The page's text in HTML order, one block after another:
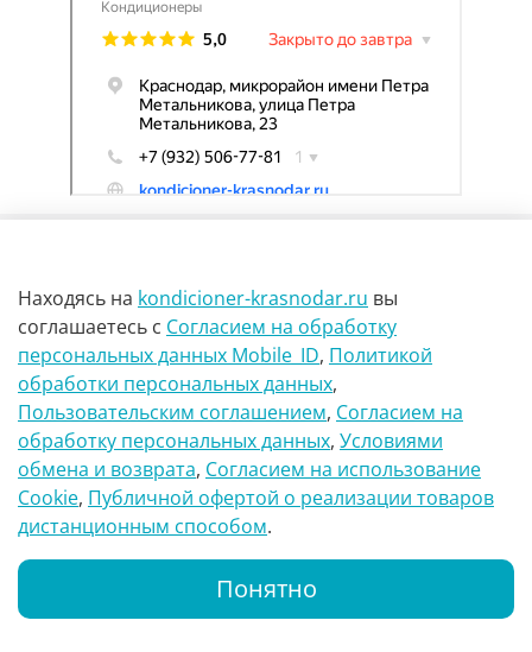
г Краснодар Ул Петра метальникова 23
8(900)29-888-66
info@kondicioner-krasnodar.ru
Находясь на kondicioner-krasnodar.ru вы
соглашаетесь с Согласием на обработку
персональных данных Mobile_ID, Политикой
обработки персональных данных,
Пользовательским соглашением, Согласием на
обработку персональных данных, Условиями
обмена и возврата, Согласием на использование
Сookie, Публичной офертой о реализации товаров
дистанционным способом.
Понятно